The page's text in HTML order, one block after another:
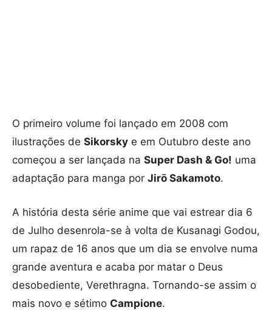
O primeiro volume foi lançado em 2008 com
ilustrações de Sikorsky e em Outubro deste ano
começou a ser lançada na Super Dash & Go! uma
adaptação para manga por Jirō Sakamoto.
A história desta série anime que vai estrear dia 6
de Julho desenrola-se à volta de Kusanagi Godou,
um rapaz de 16 anos que um dia se envolve numa
grande aventura e acaba por matar o Deus
desobediente, Verethragna. Tornando-se assim o
mais novo e sétimo Campione.